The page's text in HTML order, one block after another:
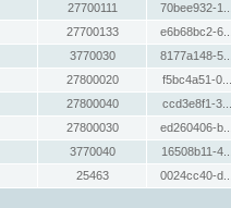
27700111 70bee932-1...
27700133 e6b68bc2-6...
3770030 8177a148-5...
27800020 f5bc4a51-0...
27800040 ccd3e8f1-3...
27800030 ed260406-b...
3770040 16508b11-4...
25463 0024cc40-d...